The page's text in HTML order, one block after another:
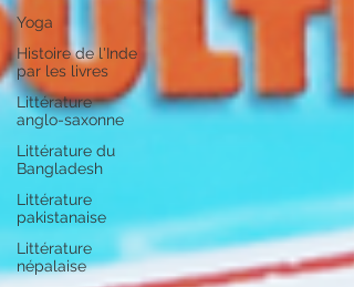
Yoga
Histoire de l'Inde
par les livres
Littérature
anglo-saxonne
Littérature du
Bangladesh
Littérature
pakistanaise
Littérature
népalaise